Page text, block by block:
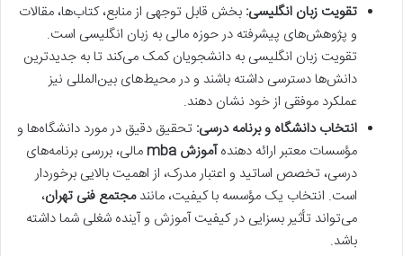
تقویت زبان انگلیسی: بخش قابل توجهی از منابع، کتاب‌ها، مقالات
و پژوهش‌های پیشرفته در حوزه مالی به زبان انگلیسی است.
تقویت زبان انگلیسی به دانشجویان کمک می‌کند تا به جدیدترین
دانش‌ها دسترسی داشته باشند و در محیط‌های بین‌المللی نیز
عملکرد موفقی از خود نشان دهند.
انتخاب دانشگاه و برنامه درسی: تحقیق دقیق در مورد دانشگاه‌ها و
مؤسسات معتبر ارائه دهنده آموزش mba
مالی، بررسی برنامه‌های
درسی، تخصص اساتید و اعتبار مدرک، از اهمیت بالایی برخوردار
است. انتخاب یک مؤسسه با کیفیت، مانندمجتمع فنی تهران،
می‌تواند تأثیر بسزایی در کیفیت آموزش و آینده شغلی شما داشته
باشد.